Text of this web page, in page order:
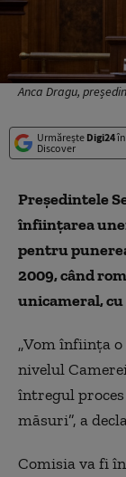
Anca Dragu,
Urmărește Digi24
Discover
Președintele
înființarea
pentru
2009, când
unicameral,
„Vom înființa
nivelul
întregul
măsuri”, a
Comisia va fi